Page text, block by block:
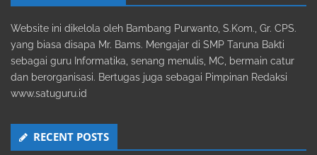
Website ini dikelola oleh Bambang Purwanto, S.Kom., Gr. CPS.
yang biasa disapa Mr. Bams. Mengajar di SMP Taruna Bakti
sebagai guru Informatika, senang menulis, MC, bermain catur
dan berorganisasi. Bertugas juga sebagai Pimpinan Redaksi
www.satuguru.id
RECENT POSTS